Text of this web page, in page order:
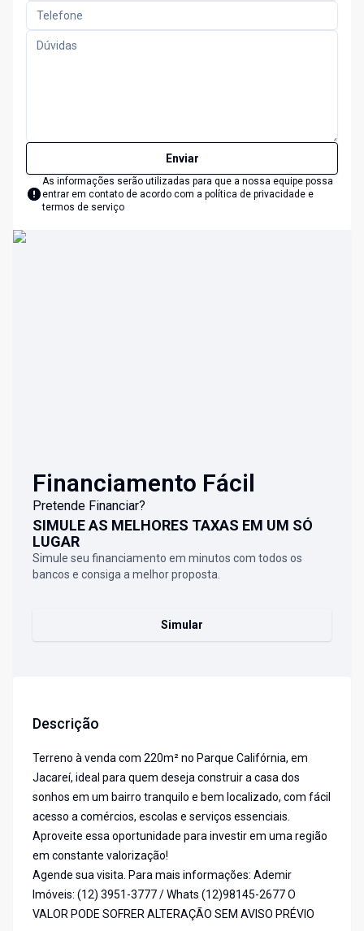
Enviar
As informações serão utilizadas para que a nossa equipe possa
entrar em contato de acordo com a política de privacidade e
termos de serviço
Financiamento Fácil
Pretende Financiar?
SIMULE AS MELHORES TAXAS EM UM SÓ
LUGAR
Simule seu financiamento em minutos com todos os
bancos e consiga a melhor proposta.
Simular
Descrição
Terreno à venda com 220m² no Parque Califórnia, em
Jacareí, ideal para quem deseja construir a casa dos
sonhos em um bairro tranquilo e bem localizado, com fácil
acesso a comércios, escolas e serviços essenciais.
Aproveite essa oportunidade para investir em uma região
em constante valorização!
Agende sua visita. Para mais informações: Ademir
Imóveis: (12) 3951-3777 / Whats (12)98145-2677 O
VALOR PODE SOFRER ALTERAÇÃO SEM AVISO PRÉVIO